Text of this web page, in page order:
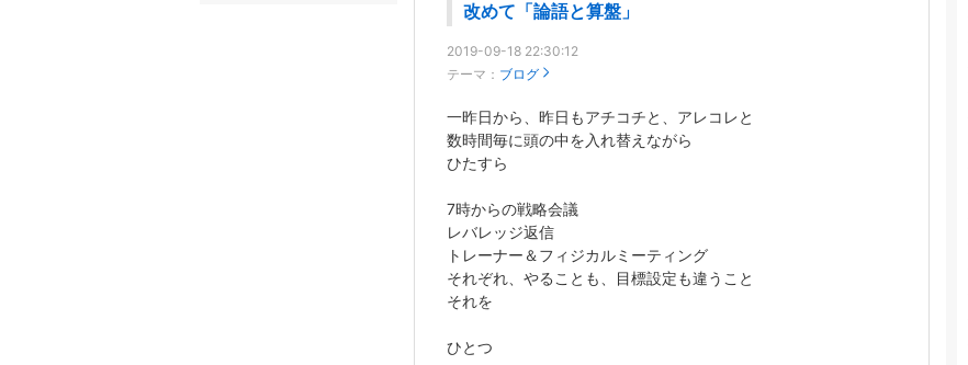
改めて「論語と算盤」
2019-09-18 22:30:12
テーマ： ブログ
一昨日から、昨日もアチコチと、アレコレと
数時間毎に頭の中を入れ替えながら
ひたすら
7時からの戦略会議
レバレッジ返信
トレーナー＆フィジカルミーティング
それぞれ、やることも、目標設定も違うこと
それを
ひとつ